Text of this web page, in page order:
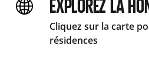
EXPLOREZ LA
Cliquez sur la carte
résidences